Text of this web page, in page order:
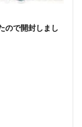
ので開封しまし